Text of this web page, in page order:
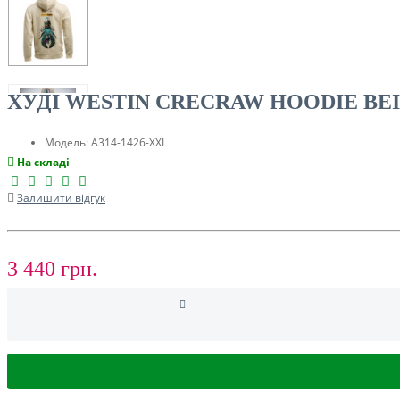
ТУРИЗМ
ХУДІ WESTIN CRECRAW HOODIE
Модель:A314-1426-XXL
На складі
Залишити відгук
3 440 грн.